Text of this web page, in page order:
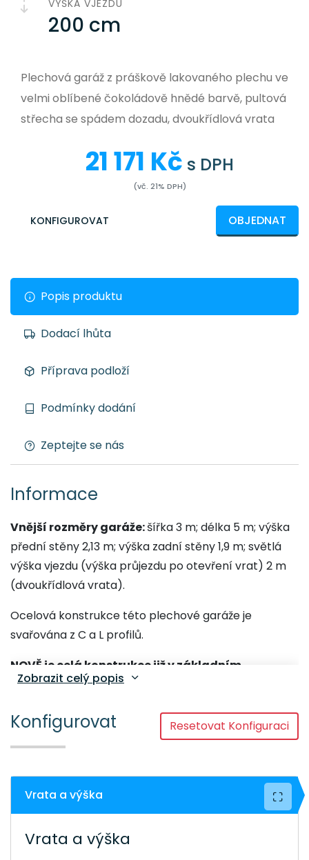
VÝŠKA VJEZDU
200 cm
Plechová garáž z práškově lakovaného plechu ve
velmi oblíbené čokoládově hnědé barvě, pultová
střecha se spádem dozadu, dvoukřídlová vrata
21 171 Kč s DPH
(vč. 21% DPH)
KONFIGUROVAT OBJEDNAT
Popis produktu
Dodací lhůta
Příprava podloží
Podmínky dodání
Zeptejte se nás
Informace
Vnější rozměry garáže:šířka 3 m; délka 5 m; výška
přední stěny 2,13 m; výška zadní stěny 1,9 m; světlá
výška vjezdu (výška průjezdu po otevření vrat) 2 m
(dvoukřídlová vrata).
Ocelová konstrukce této plechové garáže je
svařována z C a L profilů.
NOVĚ je celá konstrukce již v základním
provedení z pozinkovaných C a L profilů, což
ochranu proti korozi.
Ke konstrukci je nýty upevněný trapézový plech T7
(stěny) a T14 (střecha).Jedná se o pozinkovaný
práškově lakovaný plech v barvě RAL 8017
Chocolate Brown - Čokoládová hnědá, což je
nejoblíbenější barva u našich zákazníků, která
skvěle zapadne do přírodního prostředí Vaší
Zobrazit celý popis
Konfigurovat Resetovat Konfiguraci
Vrata a výška
Vrata a výška